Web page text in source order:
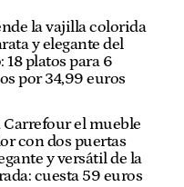
la vajilla colorida
y elegante del
18 platos para 6
por 34,99 euros
Carrefour el mueble
con dos puertas
y versátil de la
cuesta 59 euros